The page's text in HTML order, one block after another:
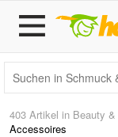
403 Artikel in Beauty
Accessoires